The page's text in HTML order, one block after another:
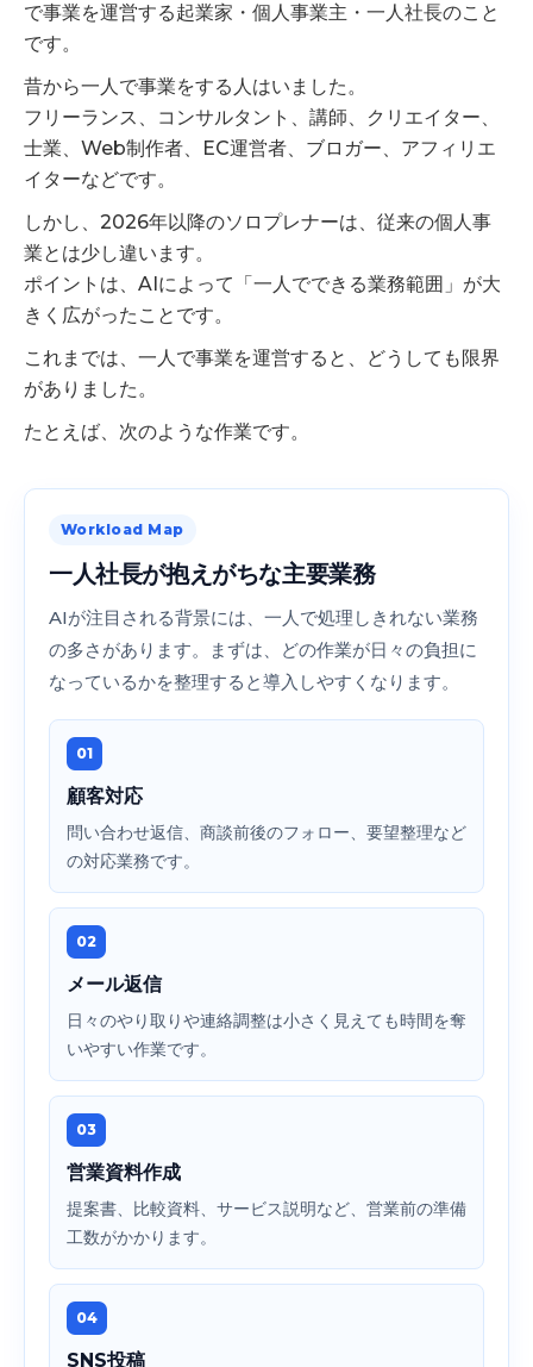
で事業を運営する起業家・個人事業主・一人社長のこと
です。
昔から一人で事業をする人はいました。
フリーランス、コンサルタント、講師、クリエイター、
士業、Web制作者、EC運営者、ブロガー、アフィリエ
イターなどです。
しかし、2026年以降のソロプレナーは、従来の個人事
業とは少し違います。
ポイントは、AIによって「一人でできる業務範囲」が大
きく広がったことです。
これまでは、一人で事業を運営すると、どうしても限界
がありました。
たとえば、次のような作業です。
Workload Map
一人社長が抱えがちな主要業務
AIが注目される背景には、一人で処理しきれない業務
の多さがあります。まずは、どの作業が日々の負担に
なっているかを整理すると導入しやすくなります。
01
顧客対応
問い合わせ返信、商談前後のフォロー、要望整理など
の対応業務です。
02
メール返信
日々のやり取りや連絡調整は小さく見えても時間を奪
いやすい作業です。
03
営業資料作成
提案書、比較資料、サービス説明など、営業前の準備
工数がかかります。
04
SNS投稿